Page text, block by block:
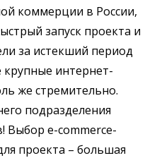
коммерции в России,
запуск проекта и
за истекший период
крупные интернет-
же стремительно.
подразделения
Выбор e-commerce-
проекта – большая